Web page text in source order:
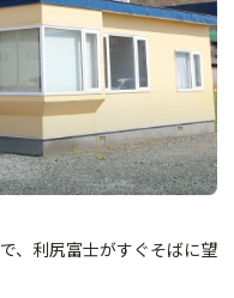
、利尻富士がすぐそばに望